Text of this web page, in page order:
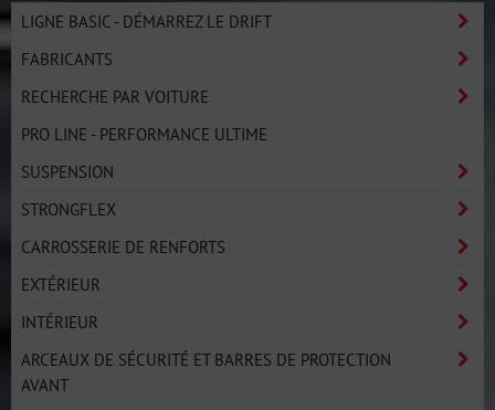
LIGNE BASIC - DÉMARREZ LE DRIFT
FABRICANTS
RECHERCHE PAR VOITURE
PRO LINE - PERFORMANCE ULTIME
SUSPENSION
STRONGFLEX
CARROSSERIE DE RENFORTS
EXTÉRIEUR
INTÉRIEUR
ARCEAUX DE SÉCURITÉ ET BARRES DE PROTECTION
AVANT